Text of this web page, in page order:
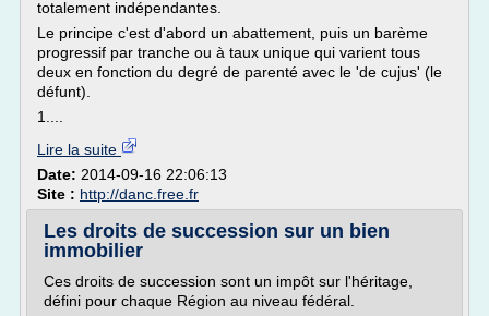
totalement indépendantes.
Le principe c'est d'abord un abattement, puis un barème
progressif par tranche ou à taux unique qui varient tous
deux en fonction du degré de parenté avec le 'de cujus' (le
défunt).
1....
Lire la suite
Date: 2014-09-16 22:06:13
Site : http://danc.free.fr
Les droits de succession sur un bien
immobilier
Ces droits de succession sont un impôt sur l'héritage,
défini pour chaque Région au niveau fédéral.